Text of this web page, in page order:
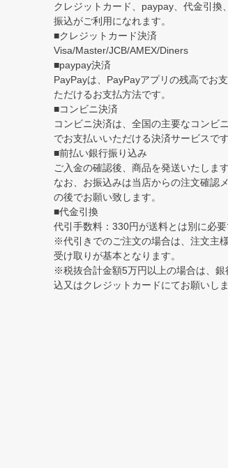
クレジットカード、paypay、代金引換
振込がご利用になれます。
■クレジットカード決済
Visa/Master/JCB/AMEX/Diners
■paypay決済
PayPayは、PayPayアプリの残高でお
ただけるお支払方法です。
■コンビニ決済
コンビニ決済は、全国の主要なコンビ
でお支払いいただける決済サービスです
■前払い銀行振り込み
ご入金の確認後、商品を発送いたします
なお、お振込みは当店からの注文確認
の後でお願い致します。
■代金引換
代引手数料：330円が送料とは別に必要
※代引きでのご注文の場合は、注文主
受け取りが基本となります。
※税抜合計金額5万円以上の場合は、銀
込又はクレジットカードにてお願いしま